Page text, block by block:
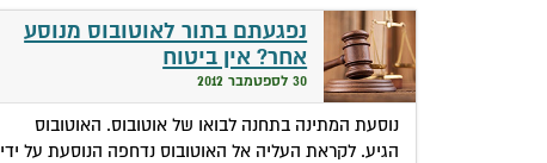
נפגעתם בתור לאוטובוס מנוסע
אחר? אין ביטוח
30 לספטמבר 2012
נוסעת המתינה בתחנה לבואו של אוטובוס. האוטובוס
הגיע. לקראת העליה אל האוטובוס נדחפה הנוסעת על ידי